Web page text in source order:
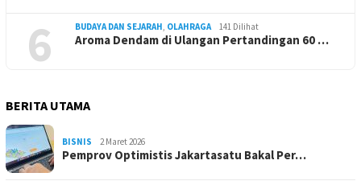
6 BUDAYA DAN SEJARAH, OLAHRAGA 141 Dilihat
Aroma Dendam di Ulangan Pertandingan 60 …
BERITA UTAMA
BISNIS 2 Maret 2026
Pemprov Optimistis Jakartasatu Bakal Per…